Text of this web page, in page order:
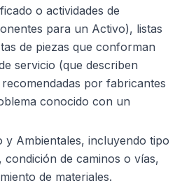
o actividades de
para un Activo), listas
de piezas que conforman
servicio (que describen
por fabricantes
conocido con un
y Ambientales, incluyendo tipo
condición de caminos o vías,
de materiales.